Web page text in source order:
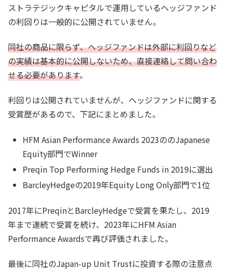
ストラテジックキャピタルで運用しているヘッジファンド
の利回りは一般的に公開されていません。
同社の商品に限らず、ヘッジファンドは外部に利回りなど
の実績は基本的に公開しないため、直接連絡して問い合わ
せる必要があります。
利回りは公開されていませんが、ヘッジファンドに関する
受賞歴があるので、下記にまとめました。
HFM Asian Performance Awards 2023ののJapanese
Equity部門でWinner
Preqin Top Performing Hedge Funds in 2019に選出
BarcleyHedgeの2019年Equity Long Only部門で1位
2017年にPreqinとBarcleyHedgeで受賞を果たし、2019
年まで連続で受賞を続け、2023年にHFM Asian
Performance Awardsで再び評価されました。
最後に同社のJapan-up Unit Trustに投資する際の注意点